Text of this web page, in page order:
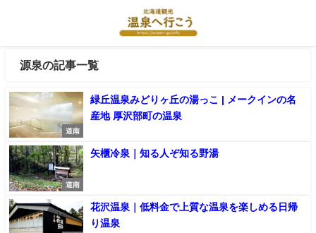
源泉の記事一覧
道南
緑丘温泉みどりヶ丘の湯っこ | メークインの名
産地 厚沢部町の温泉
道南
矢櫃冷泉｜知る人ぞ知る野湯
花沢温泉｜低料金で上質な温泉を楽しめる日帰
り温泉